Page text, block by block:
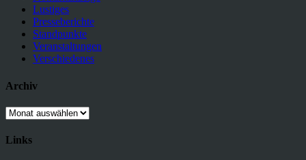
Lustiges
Presseberichte
Standpunkte
Veranstaltungen
Verschiedenes
Archiv
Archiv
Links